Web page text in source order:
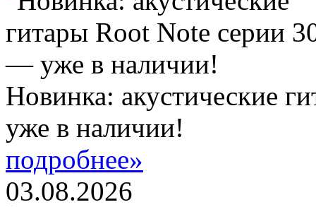
Новинка: акустические
уже в наличии!
подробнее»
03.08.2026